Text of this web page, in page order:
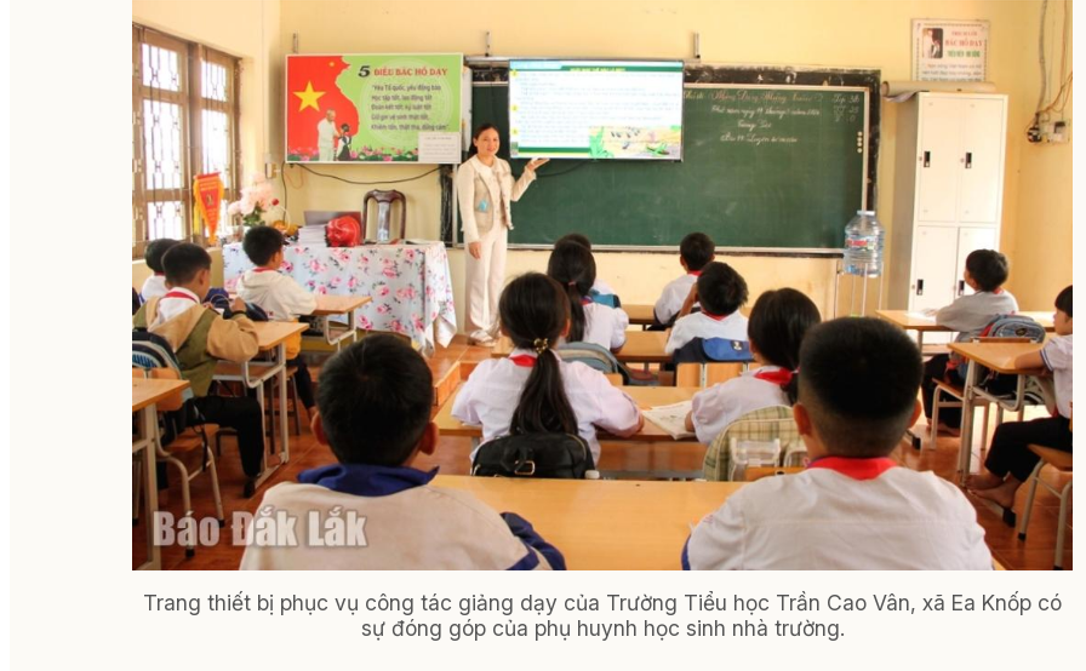
Trang thiết bị phục vụ công tác giảng dạy của Trường Tiểu học Trần Cao Vân, xã Ea Knốp có
sự đóng góp của phụ huynh học sinh nhà trường.